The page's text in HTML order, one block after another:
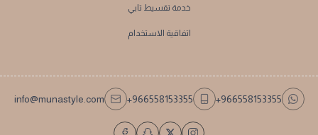
خدمة تقسيط تابي
اتفاقية الاستخدام
+966558153355
+966558153355
info@munastyle.com